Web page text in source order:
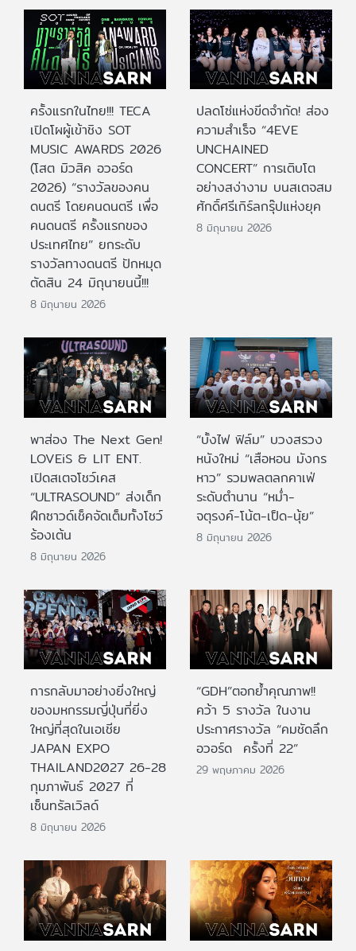
ครั้งแรกในไทย!!! TECA
เปิดโผผู้เข้าชิง SOT
MUSIC AWARDS 2026
(โสต มิวสิค อวอร์ด
2026) “รางวัลของคน
ดนตรี โดยคนดนตรี เพื่อ
คนดนตรี ครั้งแรกของ
ประเทศไทย” ยกระดับ
รางวัลทางดนตรี ปักหมุด
ตัดสิน 24 มิถุนายนนี้!!!
8 มิถุนายน 2026
ปลดโซ่แห่งขีดจำกัด! ส่อง
ความสำเร็จ “4EVE
UNCHAINED
CONCERT” การเติบโต
อย่างสง่างาม บนสเตจสม
ศักดิ์ศรีเกิร์ลกรุ๊ปแห่งยุค
8 มิถุนายน 2026
พาส่อง The Next Gen!
LOVEiS & LIT ENT.
เปิดสเตจโชว์เคส
“ULTRASOUND” ส่งเด็ก
ฝึกซาวด์เช็คจัดเต็มทั้งโชว์
ร้องเต้น
8 มิถุนายน 2026
“บั้งไฟ ฟิล์ม” บวงสรวง
หนังใหม่ “เสือหอน มังกร
หาว” รวมพลตลกคาเฟ่
ระดับตำนาน “หม่ำ-
จตุรงค์-โน้ต-เป็ด-นุ้ย”
8 มิถุนายน 2026
การกลับมาอย่างยิ่งใหญ่
ของมหกรรมญี่ปุ่นที่ยิ่ง
ใหญ่ที่สุดในเอเชีย
JAPAN EXPO
THAILAND2027 26-28
กุมภาพันธ์ 2027 ที่
เซ็นทรัลเวิลด์
8 มิถุนายน 2026
“GDH”ตอกย้ำคุณภาพ!!
คว้า 5 รางวัล ในงาน
ประกาศรางวัล “คมชัดลึก
อวอร์ด ครั้งที่ 22”
29 พฤษภาคม 2026